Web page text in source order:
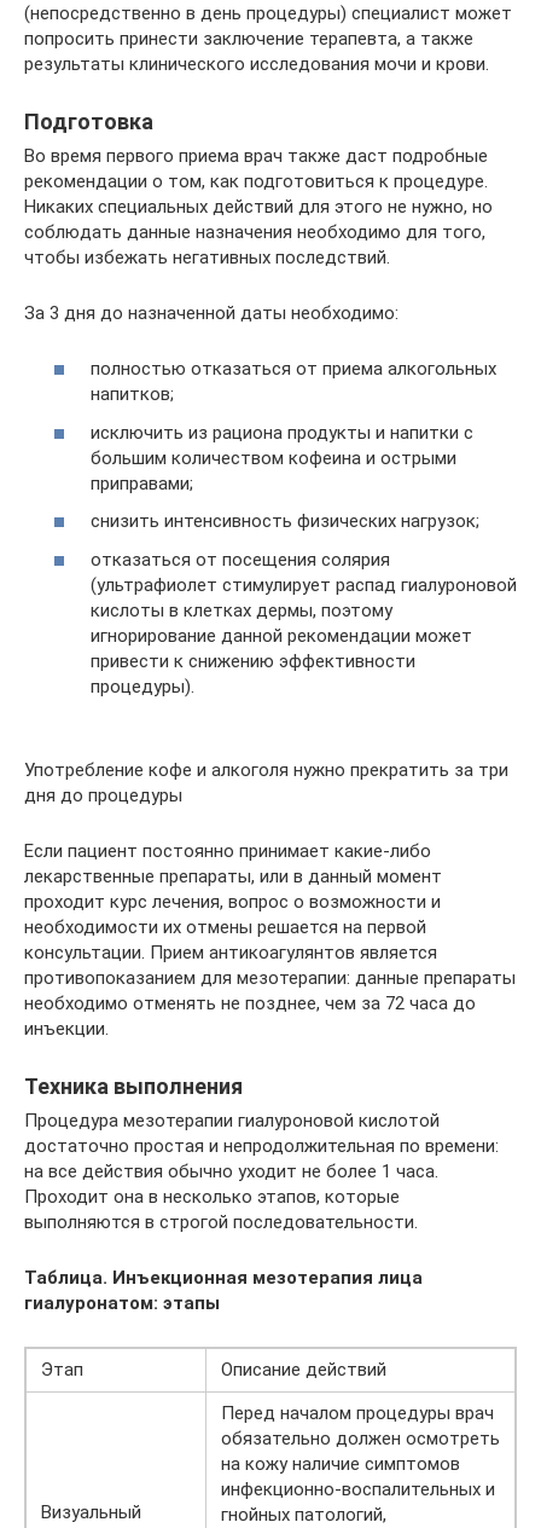
(непосредственно в день процедуры) специалист может
попросить принести заключение терапевта, а также
результаты клинического исследования мочи и крови.
Подготовка
Во время первого приема врач также даст подробные
рекомендации о том, как подготовиться к процедуре.
Никаких специальных действий для этого не нужно, но
соблюдать данные назначения необходимо для того,
чтобы избежать негативных последствий.
За 3 дня до назначенной даты необходимо:
полностью отказаться от приема алкогольных
напитков;
исключить из рациона продукты и напитки с
большим количеством кофеина и острыми
приправами;
снизить интенсивность физических нагрузок;
отказаться от посещения солярия
(ультрафиолет стимулирует распад гиалуроновой
кислоты в клетках дермы, поэтому
игнорирование данной рекомендации может
привести к снижению эффективности
процедуры).
Употребление кофе и алкоголя нужно прекратить за три
дня до процедуры
Если пациент постоянно принимает какие-либо
лекарственные препараты, или в данный момент
проходит курс лечения, вопрос о возможности и
необходимости их отмены решается на первой
консультации. Прием антикоагулянтов является
противопоказанием для мезотерапии: данные препараты
необходимо отменять не позднее, чем за 72 часа до
инъекции.
Техника выполнения
Процедура мезотерапии гиалуроновой кислотой
достаточно простая и непродолжительная по времени:
на все действия обычно уходит не более 1 часа.
Проходит она в несколько этапов, которые
выполняются в строгой последовательности.
Таблица. Инъекционная мезотерапия лица
гиалуронатом: этапы
Этап Описание действий
Визуальный
Перед началом процедуры врач
обязательно должен осмотреть
на кожу наличие симптомов
инфекционно-воспалительных и
гнойных патологий,